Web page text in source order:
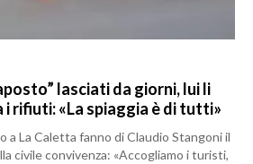
lasciati da giorni, lui li
rifiuti: «La spiaggia è di tutti»
a La Caletta fanno di Claudio Stangoni il
civile convivenza: «Accogliamo i turisti,